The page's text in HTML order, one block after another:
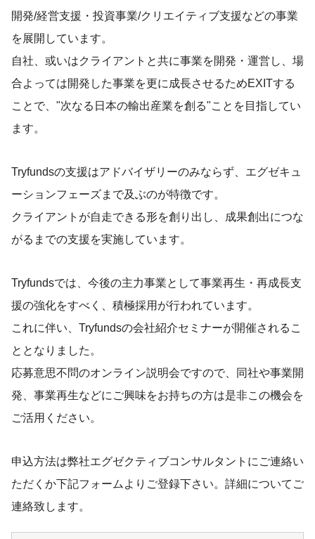
開発/経営支援・投資事業/クリエイティブ支援などの事業
を展開しています。
自社、或いはクライアントと共に事業を開発・運営し、場
合よっては開発した事業を更に成長させるためEXITする
ことで、"次なる日本の輸出産業を創る"ことを目指してい
ます。
Tryfundsの支援はアドバイザリーのみならず、エグゼキュ
ーションフェーズまで及ぶのが特徴です。
クライアントが自走できる形を創り出し、成果創出につな
がるまでの支援を実施しています。
Tryfundsでは、今後の主力事業として事業再生・再成長支
援の強化をすべく、積極採用が行われています。
これに伴い、Tryfundsの会社紹介セミナーが開催されるこ
ととなりました。
応募意思不問のオンライン説明会ですので、同社や事業開
発、事業再生などにご興味をお持ちの方は是非この機会を
ご活用ください。
申込方法は弊社エグゼクティブコンサルタントにご連絡い
ただくか下記フォームよりご登録下さい。詳細についてご
連絡致します。